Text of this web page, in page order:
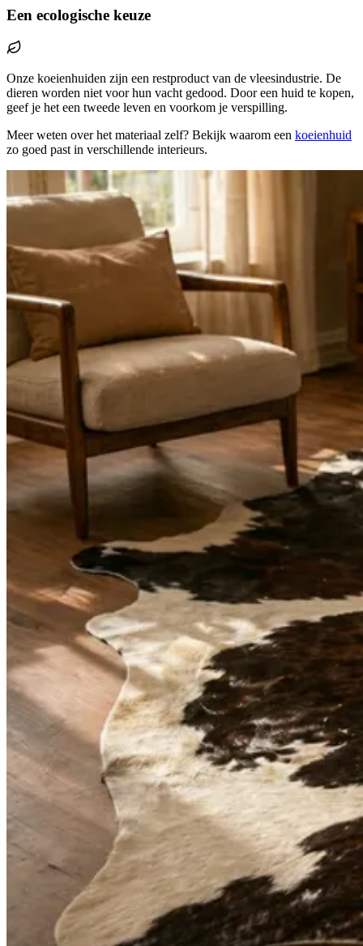
Een ecologische keuze
Onze koeienhuiden zijn een restproduct van de vleesindustrie. De
dieren worden niet voor hun vacht gedood. Door een huid te kopen,
geef je het een tweede leven en voorkom je verspilling.
Meer weten over het materiaal zelf? Bekijk waarom een koeienhuid
zo goed past in verschillende interieurs.